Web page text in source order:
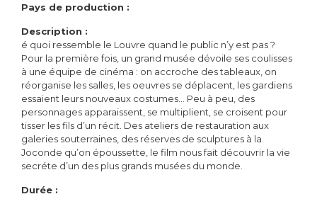
Pays de production :
Description :
é quoi ressemble le Louvre quand le public n’y est pas ?
Pour la première fois, un grand musée dévoile ses coulisses
à une équipe de cinéma : on accroche des tableaux, on
réorganise les salles, les oeuvres se déplacent, les gardiens
essaient leurs nouveaux costumes… Peu à peu, des
personnages apparaissent, se multiplient, se croisent pour
tisser les fils d’un récit. Des ateliers de restauration aux
galeries souterraines, des réserves de sculptures à la
Joconde qu’on époussette, le film nous fait découvrir la vie
secréte d’un des plus grands musées du monde.
Durée :